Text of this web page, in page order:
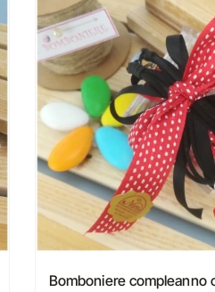
Bomboniere compleanno